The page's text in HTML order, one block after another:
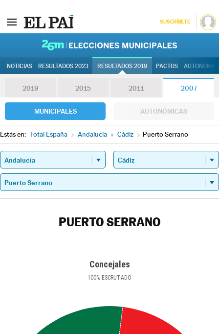
SUSCRÍBETE
NOTICIAS RESULTADOS 2023 RESULTADOS 2019 PACTOS
2019 2015 2011 2007
MUNICIPALES AUTONÓMICAS
Estás en: Total España » Andalucía » Cádiz » Puerto Serrano
PUERTO SERRANO
Concejales
100% ESCRUTADO